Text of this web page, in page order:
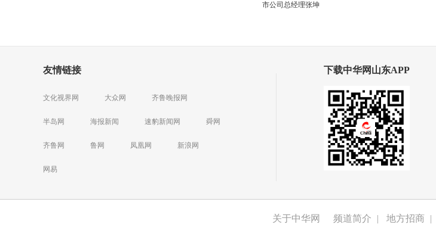
市公司总经理张坤
友情链接
文化视界网 大众网 齐鲁晚报网
半岛网 海报新闻 速豹新闻网 舜网
齐鲁网 鲁网 凤凰网 新浪网
网易
下载中华网山东APP
关于中华网 频道简介 | 地方招商 |